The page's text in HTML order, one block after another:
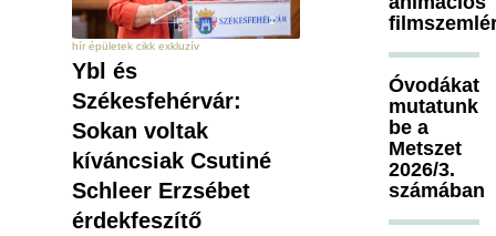
hír épületek cikk exkluzív
Ybl és
Székesfehérvár:
Sokan voltak
kíváncsiak Csutiné
Schleer Erzsébet
érdekfeszítő
Óvodákat
mutatunk
be a
Metszet
2026/3.
számában